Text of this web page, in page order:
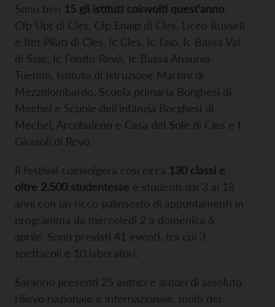
Sono ben 15 gli istituti coinvolti quest’anno:
Cfp Upt di Cles, Cfp Enaip di Cles, Liceo Russell
e Itet Pilati di Cles, Ic Cles, Ic Taio, Ic Bassa Val
di Sole, Ic Fondo-Revò, Ic Bassa Anaunia-
Tuenno, Istituto di Istruzione Martini di
Mezzolombardo, Scuola primaria Borghesi di
Mechel e Scuole dell’infanzia Borghesi di
Mechel, Arcobaleno e Casa del Sole di Cles e I
Girasoli di Revò.
Il festival coinvolgerà così circa 130 classi e
oltre 2.500 studentesse e studenti dai 3 ai 18
anni con un ricco palinsesto di appuntamenti in
programma da mercoledì 2 a domenica 6
aprile. Sono previsti 41 eventi, tra cui 3
spettacoli e 10 laboratori.
Saranno presenti 25 autrici e autori di assoluto
rilievo nazionale e internazionale, molti dei